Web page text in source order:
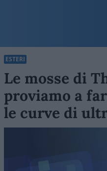
ESTERI
Le mosse di
proviamo a
le curve di